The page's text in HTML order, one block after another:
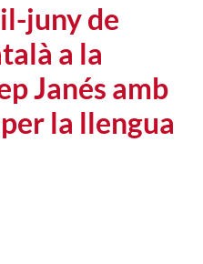
juny de
a la
Janés amb
la llengua